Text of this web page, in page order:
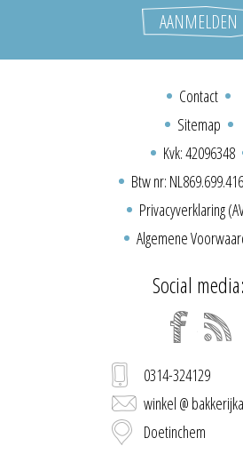
Contact
Sitemap
Kvk: 42096348
Btw nr:
Privacyverklaring
Algemene
Social media:
0314-324129
winkel @
Doetinchem